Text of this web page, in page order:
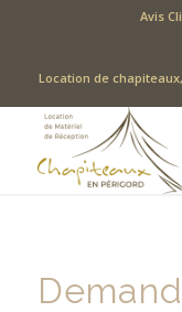
Avis
Location de